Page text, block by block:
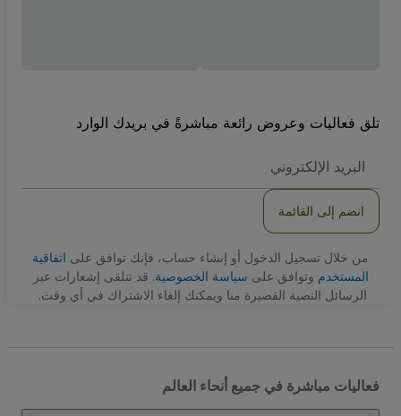
تلق فعاليات وعروض رائعة مباشرةً في بريدك الوارد
الاكتروني
انضم إلى القائمة
من خلال تسجيل الدخول أو إنشاء حساب، فإنك توافق علىاتفاقية
المستخدموتوافق علىسياسة الخصوصية. قد تتلقى إشعارات عبر
الرسائل النصية القصيرة منا ويمكنك إلغاء الاشتراك في أي وقت.
فعاليات مباشرة في جميع أنحاء العالم